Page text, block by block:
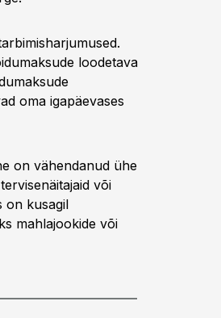
loodetava
oma igapäevases
on vähendanud ühe
või
on kusagil
mahlajookide või